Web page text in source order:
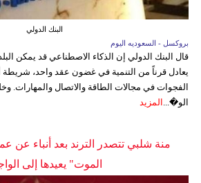
البنك الدولي
بروكسل - السعوديه اليوم
قال البنك الدولي إن الذكاء الاصطناعي قد يمكن
يعادل قرناً من التنمية في غضون عقد واحد،
الفجوات في مجالات الطاقة والاتصال والمهارات.
الو�... المزيد
منة شلبي تتصدر الترند بعد أنباء عن
الموت" يعيدها إلى